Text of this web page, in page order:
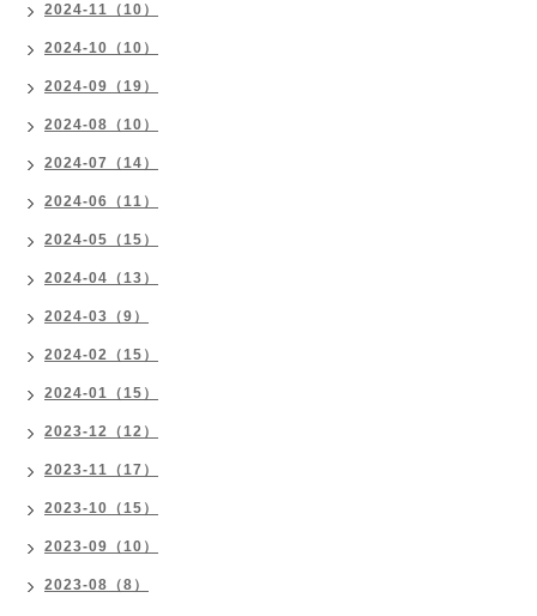
2024-11（10）
2024-10（10）
2024-09（19）
2024-08（10）
2024-07（14）
2024-06（11）
2024-05（15）
2024-04（13）
2024-03（9）
2024-02（15）
2024-01（15）
2023-12（12）
2023-11（17）
2023-10（15）
2023-09（10）
2023-08（8）